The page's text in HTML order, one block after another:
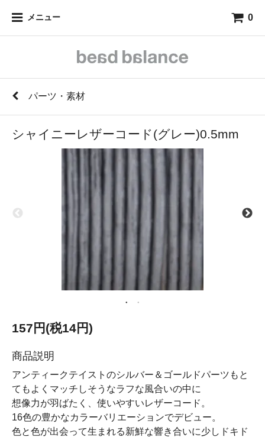
メニュー 0
パーツ・素材
シャイニーレザーコード(グレー)0.5mm
157円(税14円)
商品説明
アンティークテイストのシルバー＆ゴールドパーツもと
てもよくマッチしそうなラフな風合いの中に
想像力が羽ばたく、使いやすいレザーコード。
16色の豊かなカラーバリエーションでデビュー。
色と色が出会って生まれる新鮮な響き合いに少しドキド